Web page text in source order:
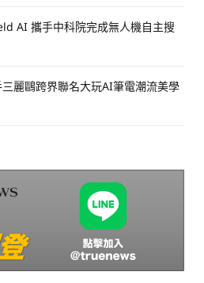
AI 攜手中科院完成無人機自主搜
麗鷗跨界聯名大玩AI筆電潮流美學